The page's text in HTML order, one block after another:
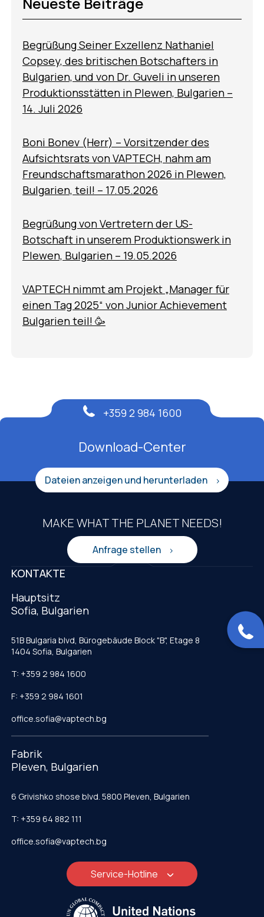
Begrüßung Seiner Exzellenz Nathaniel
Copsey, des britischen Botschafters in
Bulgarien, und von Dr. Guveli in unseren
Produktionsstätten in Plewen, Bulgarien –
14. Juli 2026
Boni Bonev (Herr) – Vorsitzender des
Aufsichtsrats von VAPTECH, nahm am
Freundschaftsmarathon 2026 in Plewen,
Bulgarien, teil! – 17.05.2026
Begrüßung von Vertretern der US-
Botschaft in unserem Produktionswerk in
Plewen, Bulgarien – 19.05.2026
VAPTECH nimmt am Projekt „Manager für
einen Tag 2025“ von Junior Achievement
Bulgarien teil! 🥳
Download-Center
Dateien anzeigen und herunterladen
+359 2 984 1600
MAKE WHAT THE PLANET NEEDS!
Anfrage stellen
KONTAKTE
Hauptsitz
Sofia, Bulgarien
51B Bulgaria blvd, Bürogebäude Block "B", Etage 8
1404 Sofia, Bulgarien
T: +359 2 984 1600
F: +359 2 984 1601
office.sofia@vaptech.bg
Fabrik
Pleven, Bulgarien
6 Grivishko shose blvd. 5800 Pleven, Bulgarien
T: +359 64 882 111
office.sofia@vaptech.bg
Service-Hotline